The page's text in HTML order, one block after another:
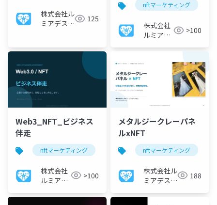
株式会社ル
ミアデス・
125
nftマーケティング
株式会社
ルミアデ
ン
>100
Web3_NFT_ビジネス
伴走
nftマーケティング nft web3 新規事業開
株式会社
ルミアデ
ューショ
>100
メタルジークレーパネ
ルxNFT
nftマーケティング
株式会社ル
ミアデス・
ョン
188